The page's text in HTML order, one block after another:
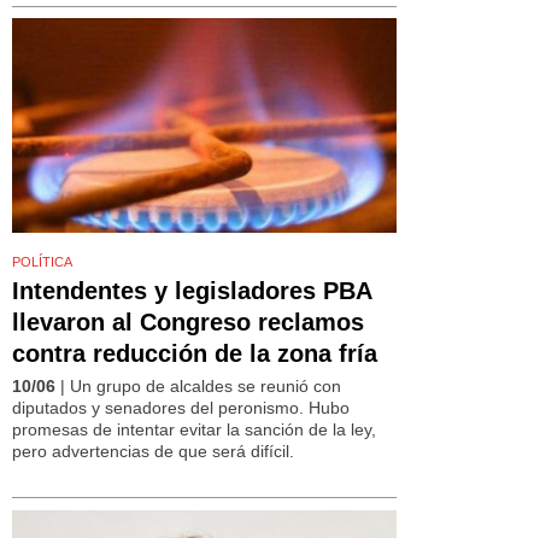
POLÍTICA
Intendentes y legisladores PBA
llevaron al Congreso reclamos
contra reducción de la zona fría
10/06 | Un grupo de alcaldes se reunió con
diputados y senadores del peronismo. Hubo
promesas de intentar evitar la sanción de la ley,
pero advertencias de que será difícil.